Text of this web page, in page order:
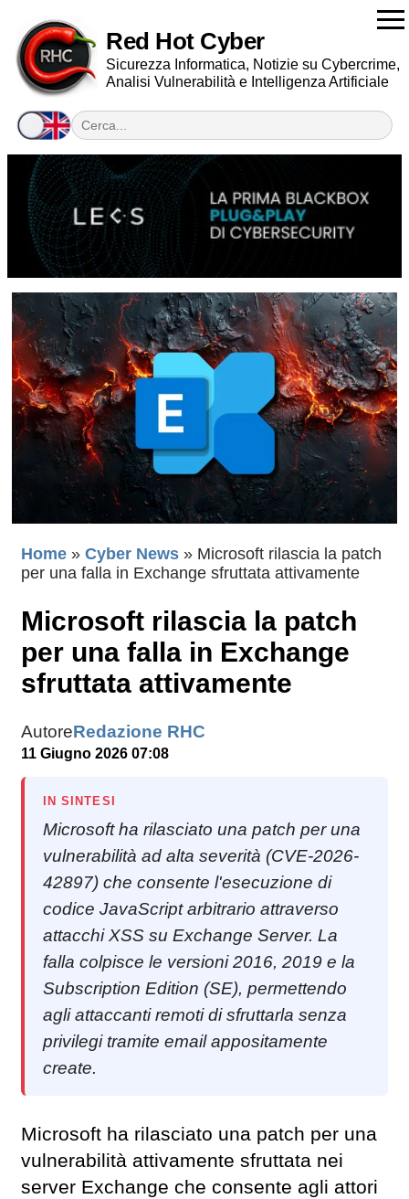
Red Hot Cyber
Sicurezza Informatica, Notizie su Cybercrime,
Analisi Vulnerabilità e Intelligenza Artificiale
Home » Cyber News » Microsoft rilascia la patch
per una falla in Exchange sfruttata attivamente
Microsoft rilascia la patch
per una falla in Exchange
sfruttata attivamente
AutoreRedazione RHC
11 Giugno 2026 07:08
IN SINTESI
Microsoft ha rilasciato una patch per una
vulnerabilità ad alta severità (CVE-2026-
42897) che consente l'esecuzione di
codice JavaScript arbitrario attraverso
attacchi XSS su Exchange Server. La
falla colpisce le versioni 2016, 2019 e la
Subscription Edition (SE), permettendo
agli attaccanti remoti di sfruttarla senza
privilegi tramite email appositamente
create.
Microsoft ha rilasciato una patch per una
vulnerabilità attivamente sfruttata nei
server Exchange che consente agli attori